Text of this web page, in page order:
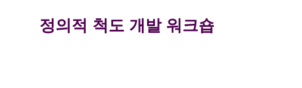
정의적 척도 개발 워크숍